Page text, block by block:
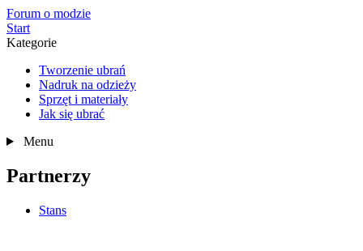
Forum o modzie
Start
Kategorie
Tworzenie ubrań
Nadruk na odzieży
Sprzęt i materiały
Jak się ubrać
Menu
Partnerzy
Stans